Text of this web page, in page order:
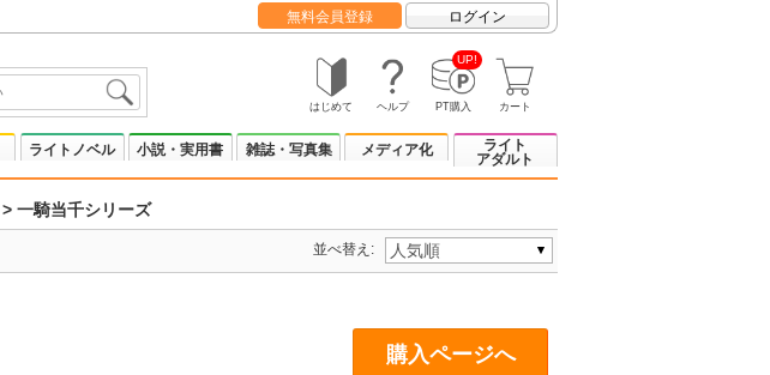
無料会員登録 ログイン
はじめて ヘルプ
UP!
PT購入 カート
ライトノベル 小説・実用書 雑誌・写真集 メディア化
ライト
アダルト
> 一騎当千シリーズ
並べ替え:
購入ページへ